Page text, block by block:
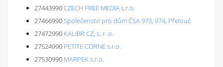
27443990CZECH FREE MEDIA s.r.o.
27466990Společenství pro dům ČSA 973, 974, Přelouč
27472990 KALIBR CZ, s. r. o.
27524990 PETITE CORNE s.r.o.
27530990 MARPEK s.r.o.